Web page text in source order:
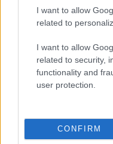
I want to allow
related to
I want to allow
related to security,
functionality and
user protection.
CONFIRM